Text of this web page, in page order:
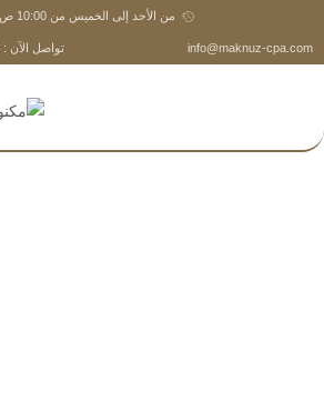
من الأحد إلى الخميس من 10:00 ص - 5:00 م
info@maknuz-cpa.com تواصل الآن : 966534249808+